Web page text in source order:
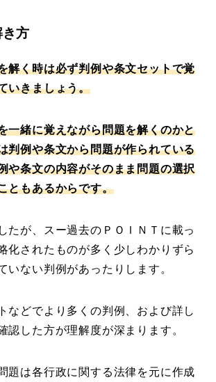
き方
解く時は必ず判例や条文セットで覚
いきましょう。
一緒に覚えながら問題を解くのかと
判例や条文から問題が作られている
や条文の内容がそのまま問題の選択
ともあるからです。
たが、スー過去のＰＯＩＮＴに載っ
化されたものが多く少しわかりずら
いない判例があったりします。
などでより多くの判例、および詳し
認した方が理解度が深まります。
題は各行政に関する法律を元に作成